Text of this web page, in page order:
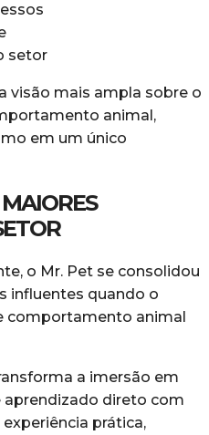
setor
visão mais ampla sobre o
animal,
em um único
o Mr. Pet se consolidou
influentes quando o
comportamento animal
a imersão em
aprendizado direto com
prática,